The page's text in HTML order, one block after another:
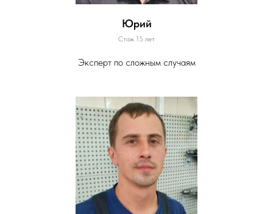
Юрий
Стаж 15 лет
Эксперт по сложным случаям